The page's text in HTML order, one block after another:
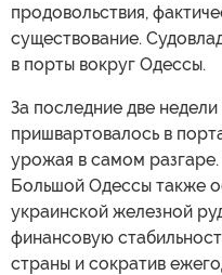
продовольствия,
существование.
в порты вокруг Одессы.
За последние две
пришвартовалось в
урожая в самом
Большой Одессы также
украинской железной
финансовую
страны и сократив